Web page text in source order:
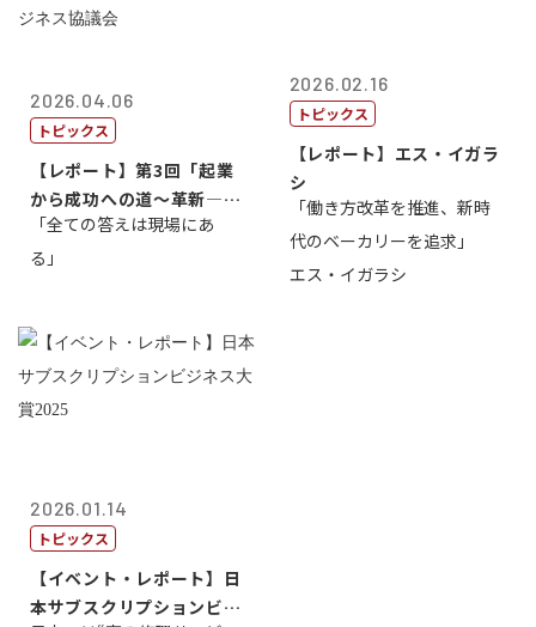
2026.04.06
トピックス
【レポート】第3回「起業
から成功への道～革新―挑
戦の先にある...
「全ての答えは現場にあ
る」
2026.02.16
トピックス
【レポート】エス・イガラ
シ
「働き方改革を推進、新時
代のベーカリーを追求」
エス・イガラシ
2026.01.14
トピックス
【イベント・レポート】日
本サブスクリプションビジ